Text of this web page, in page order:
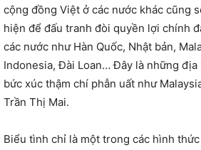
cộng đồng Việt ở các nước khác cũng
hiện để đấu tranh đòi quyền lợi chính
các nước như Hàn Quốc, Nhật bản,
Indonesia, Đài Loan… Đây là những địa
bức xúc thậm chí phẫn uất như
Trần Thị Mai.
Biểu tình chỉ là một trong các hình